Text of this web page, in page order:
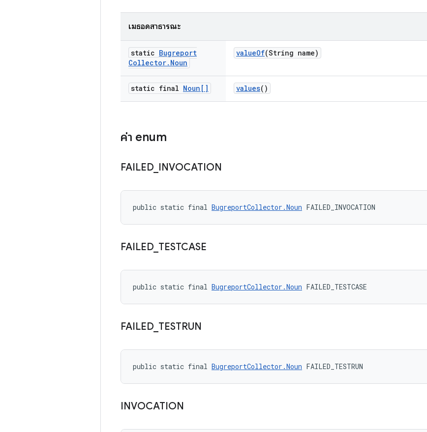
เมธอดสาธารณะ
static Bugreport
Collector. Noun
valueOf(String name)
static final Noun[] values()
ค่า enum
FAILED INVOCATION
public static final BugreportCollector.Noun FAILED_INVOCATION
FAILED TESTCASE
public static final BugreportCollector.Noun FAILED_TESTCASE
FAILED TESTRUN
public static final BugreportCollector.Noun FAILED_TESTRUN
INVOCATION